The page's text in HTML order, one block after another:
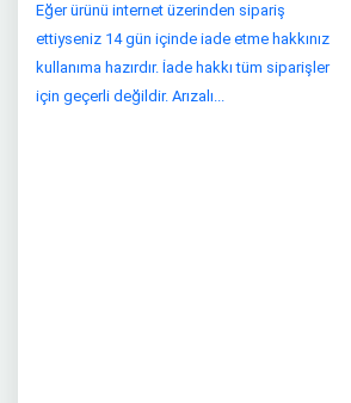
Eğer ürünü internet üzerinden sipariş
ettiyseniz 14 gün içinde iade etme hakkınız
kullanıma hazırdır. İade hakkı tüm siparişler
için geçerli değildir. Arızalı...